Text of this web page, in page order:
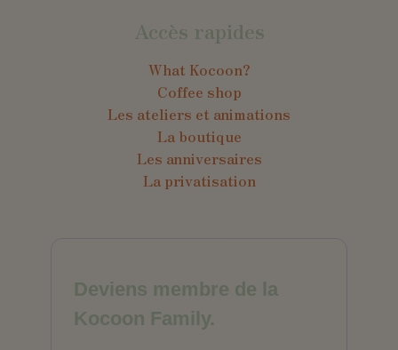
Accès rapides
What Kocoon?
Coffee shop
Les ateliers et animations
La boutique
Les anniversaires
La privatisation
Deviens membre de la
Kocoon Family.